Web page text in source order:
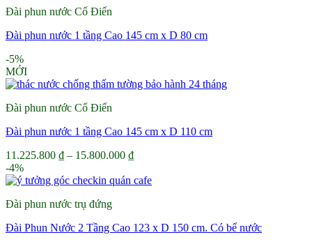
490.000 ₫.
Đài phun nước Cổ Điển
Đài phun nước 1 tầng Cao 145 cm x D 80 cm
-5%
MỚI
Đài phun nước Cổ Điển
Đài phun nước 1 tầng Cao 145 cm x D 110 cm
11.225.800 ₫ – 15.800.000 ₫Khoảng
từ
-4%
Đài phun nước trụ đứng
Đài Phun Nước 2 Tầng Cao 123 x D 150 cm. Có bể nước